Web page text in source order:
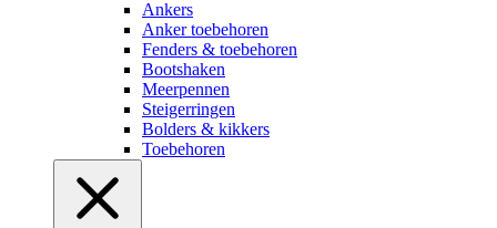
Ankers
Anker toebehoren
Fenders & toebehoren
Bootshaken
Meerpennen
Steigerringen
Bolders & kikkers
Toebehoren